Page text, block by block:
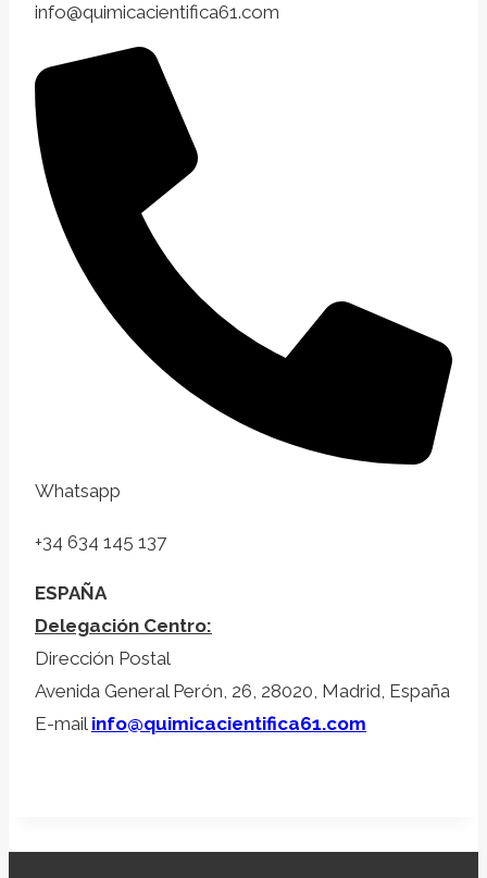
info@quimicacientifica61.com
Whatsapp
+34 634 145 137
ESPAÑA
Delegación Centro:
Dirección Postal
Avenida General Perón, 26, 28020, Madrid, España
E-mail info@quimicacientifica61.com